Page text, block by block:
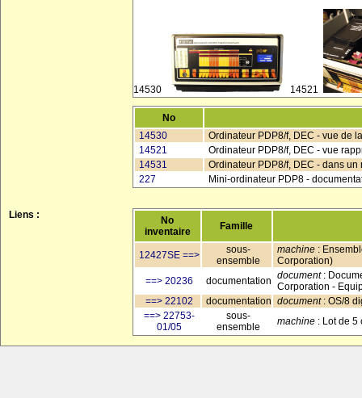
14530 14521
No
14530
Ordinateur PDP8/f, DEC - vue de
14521
Ordinateur PDP8/f, DEC - vue
14531
Ordinateur PDP8/f, DEC - dans un
227
Mini-ordinateur PDP8 -
Liens :
No
inventaire
Famille
12427SE ==>
sous-
ensemble
machine :
Corporation)
==> 20236
documentation document:
Corporation -
==> 22102
documentation document: OS/8
==> 22753-
01/05
sous-
ensemble
machine : Lot de 5